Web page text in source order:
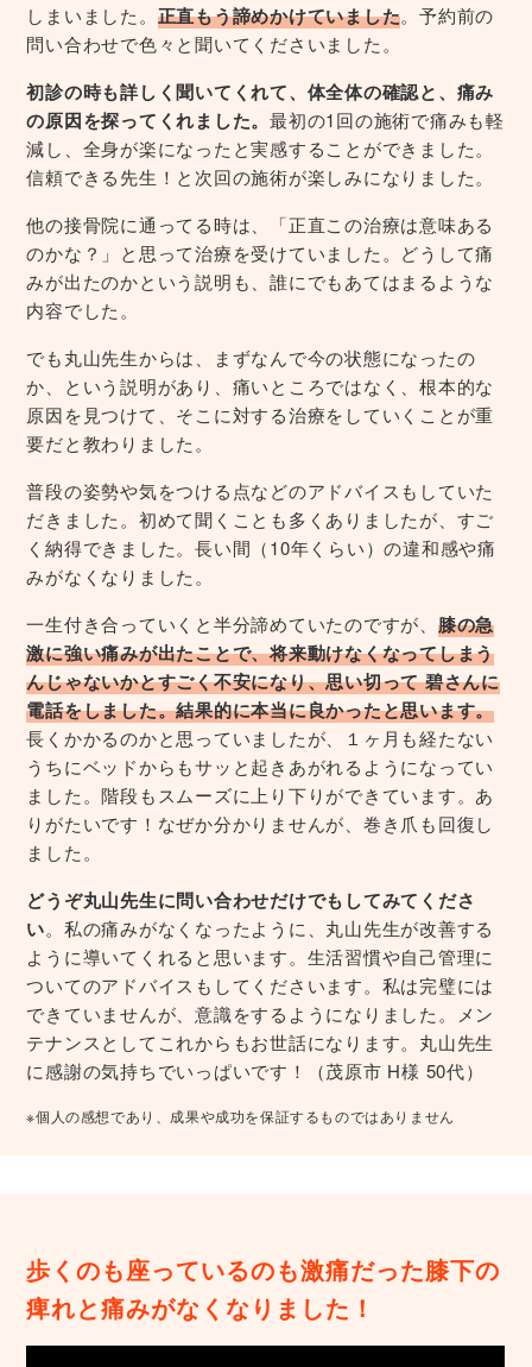
しまいました。 正直もう諦めかけていました。予約前の
問い合わせで色々と聞いてくださいました。
初診の時も詳しく聞いてくれて、体全体の確認と、痛み
の原因を探ってくれました。最初の1回の施術で痛みも軽
減し、全身が楽になったと実感することができました。
信頼できる先生！と次回の施術が楽しみになりました。
他の接骨院に通ってる時は、「正直この治療は意味ある
のかな？」と思って治療を受けていました。どうして痛
みが出たのかという説明も、誰にでもあてはまるような
内容でした。
でも丸山先生からは、まずなんで今の状態になったの
か、という説明があり、痛いところではなく、根本的な
原因を見つけて、そこに対する治療をしていくことが重
要だと教わりました。
普段の姿勢や気をつける点などのアドバイスもしていた
だきました。初めて聞くことも多くありましたが、すご
く納得できました。長い間（10年くらい）の違和感や痛
みがなくなりました。
一生付き合っていくと半分諦めていたのですが、 膝の急
激に強い痛みが出たことで、将来動けなくなってしまう
んじゃないかとすごく不安になり、思い切って 碧さんに
電話をしました。結果的に本当に良かったと思います。
長くかかるのかと思っていましたが、１ヶ月も経たない
うちにベッドからもサッと起きあがれるようになってい
ました。階段もスムーズに上り下りができています。あ
りがたいです！なぜか分かりませんが、巻き爪も回復し
ました。
どうぞ丸山先生に問い合わせだけでもしてみてくださ
い。私の痛みがなくなったように、丸山先生が改善する
ように導いてくれると思います。生活習慣や自己管理に
ついてのアドバイスもしてくださいます。私は完璧には
できていませんが、意識をするようになりました。メン
テナンスとしてこれからもお世話になります。丸山先生
に感謝の気持ちでいっぱいです！（茂原市 H様 50代）
※個人の感想であり、成果や成功を保証するものではありません
歩くのも座っているのも激痛だった膝下の
痺れと痛みがなくなりました！